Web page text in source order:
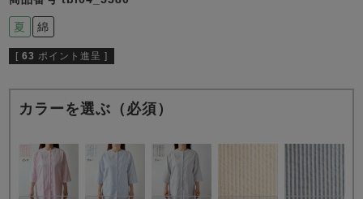
単品
ン単品
単品
ン単品
夏 綿
[ 63 ポイント進呈 ]
カラーを選ぶ（必須）